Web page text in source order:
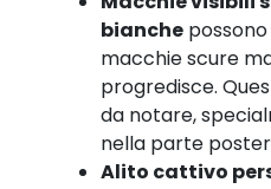
bianche
macchie scure
progredisce.
da notare,
nella parte
Alito cattivo